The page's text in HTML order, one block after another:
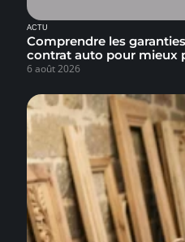
ACTU
Comprendre les
contrat auto pour mieux
6 août 2026